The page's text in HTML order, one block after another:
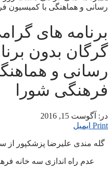
برنامه های
گرگان بدون
رسانی و
فرهنگی شورا
در: آگوست 15, 2016
Print ایمیل
گله مندی علیرضا پزشکپور
عدم راه اندازی سه خانه